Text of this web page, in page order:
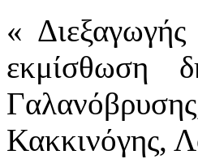
«
εκμίσθωση
Κακκινόγης,